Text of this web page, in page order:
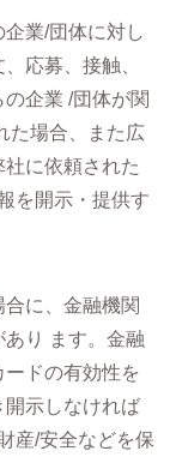
業/団体に対し
応募、接触、
企業 /団体が関
た場合、また広
に依頼された
を開示・提供す
に、金融機関
り ます。金融
ドの有効性を
示しなければ
産/安全などを保